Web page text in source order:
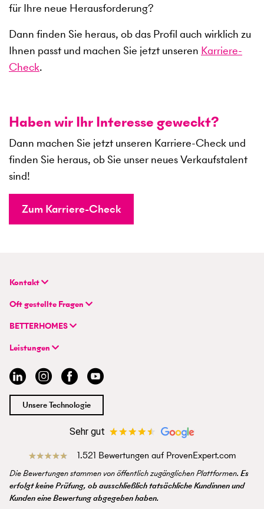
für Ihre neue Herausforderung?
Dann finden Sie heraus, ob das Profil auch wirklich zu
Ihnen passt und machen Sie jetzt unseren Karriere-
Check.
Haben wir Ihr Interesse geweckt?
Dann machen Sie jetzt unseren Karriere-Check und
finden Sie heraus, ob Sie unser neues Verkaufstalent
sind!
Zum Karriere-Check
Kontakt
BETTERHOMES Deutschland GmbH
Hauptsitz
Flughafenstraße 59
info@betterhomes.de
Oft gestellte Fragen
FAQ | Immobilie verkaufen/vermieten
FAQ | Einstieg für Profimakler/-innen
BETTERHOMES
Unternehmen
Hybrides Maklermodell
BETTERHOMES-Erfahrungen
Management
Jobs
Standort
Presse
Leistungen
Immobilie suchen
Immobilie verkaufen/vermieten
Immobilienmakler/-in werden
Unsere Technologie
Sehr gut
1.521 Bewertungen auf ProvenExpert.com
Die Bewertungen stammen von öffentlich zugänglichen Plattformen. Es
erfolgt keine Prüfung, ob ausschließlich tatsächliche Kundinnen und
Kunden eine Bewertung abgegeben haben.